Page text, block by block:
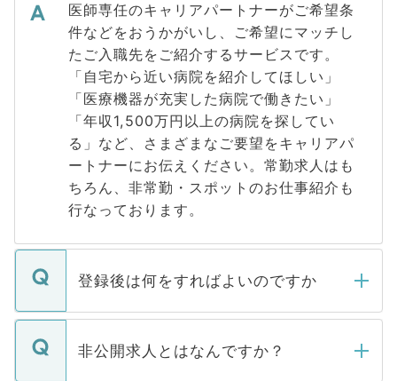
医師専任のキャリアパートナーがご希望条
件などをおうかがいし、ご希望にマッチし
たご入職先をご紹介するサービスです。
「自宅から近い病院を紹介してほしい」
「医療機器が充実した病院で働きたい」
「年収1,500万円以上の病院を探してい
る」など、さまざまなご要望をキャリアパ
ートナーにお伝えください。常勤求人はも
ちろん、非常勤・スポットのお仕事紹介も
行なっております。
登録後は何をすればよいのですか
ご登録いただきましたら、弊社担当者がご
登録内容を確認し、その後メールもしくは
非公開求人とはなんですか？